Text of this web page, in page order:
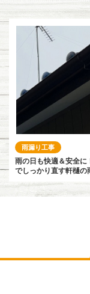
雨漏り工事
雨の日も快適＆安全に
でしっかり直す軒樋の